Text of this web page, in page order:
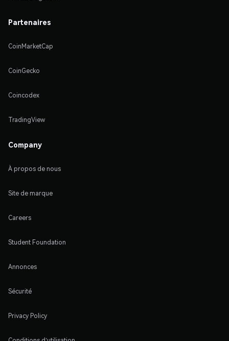
Partenaires
CoinMarketCap
CoinGecko
Coincodex
TradingView
Company
À propos de nous
Site de marque
Careers
Student Foundation
Annonces
Sécurité
Privacy Policy